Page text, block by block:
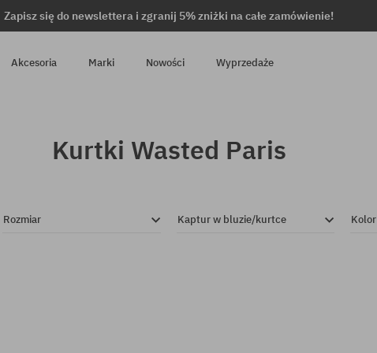
Zapisz się do newslettera i zgranij 5% zniżki na całe zamówienie!
Akcesoria Marki Nowości Wyprzedaże
Kurtki Wasted Paris
Rozmiar Kaptur w bluzie/kurtce Kolor